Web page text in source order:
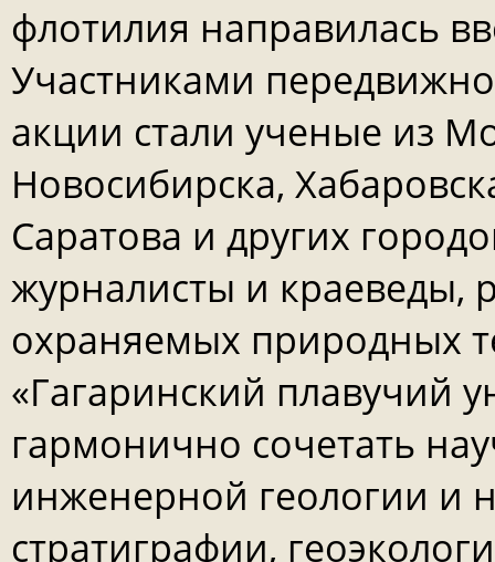
флотилия направилась
Участниками
акции стали ученые из
Новосибирска,
Саратова и других
журналисты и краеведы,
охраняемых природных
«Гагаринский плавучий
гармонично сочетать
инженерной геологии и
стратиграфии,